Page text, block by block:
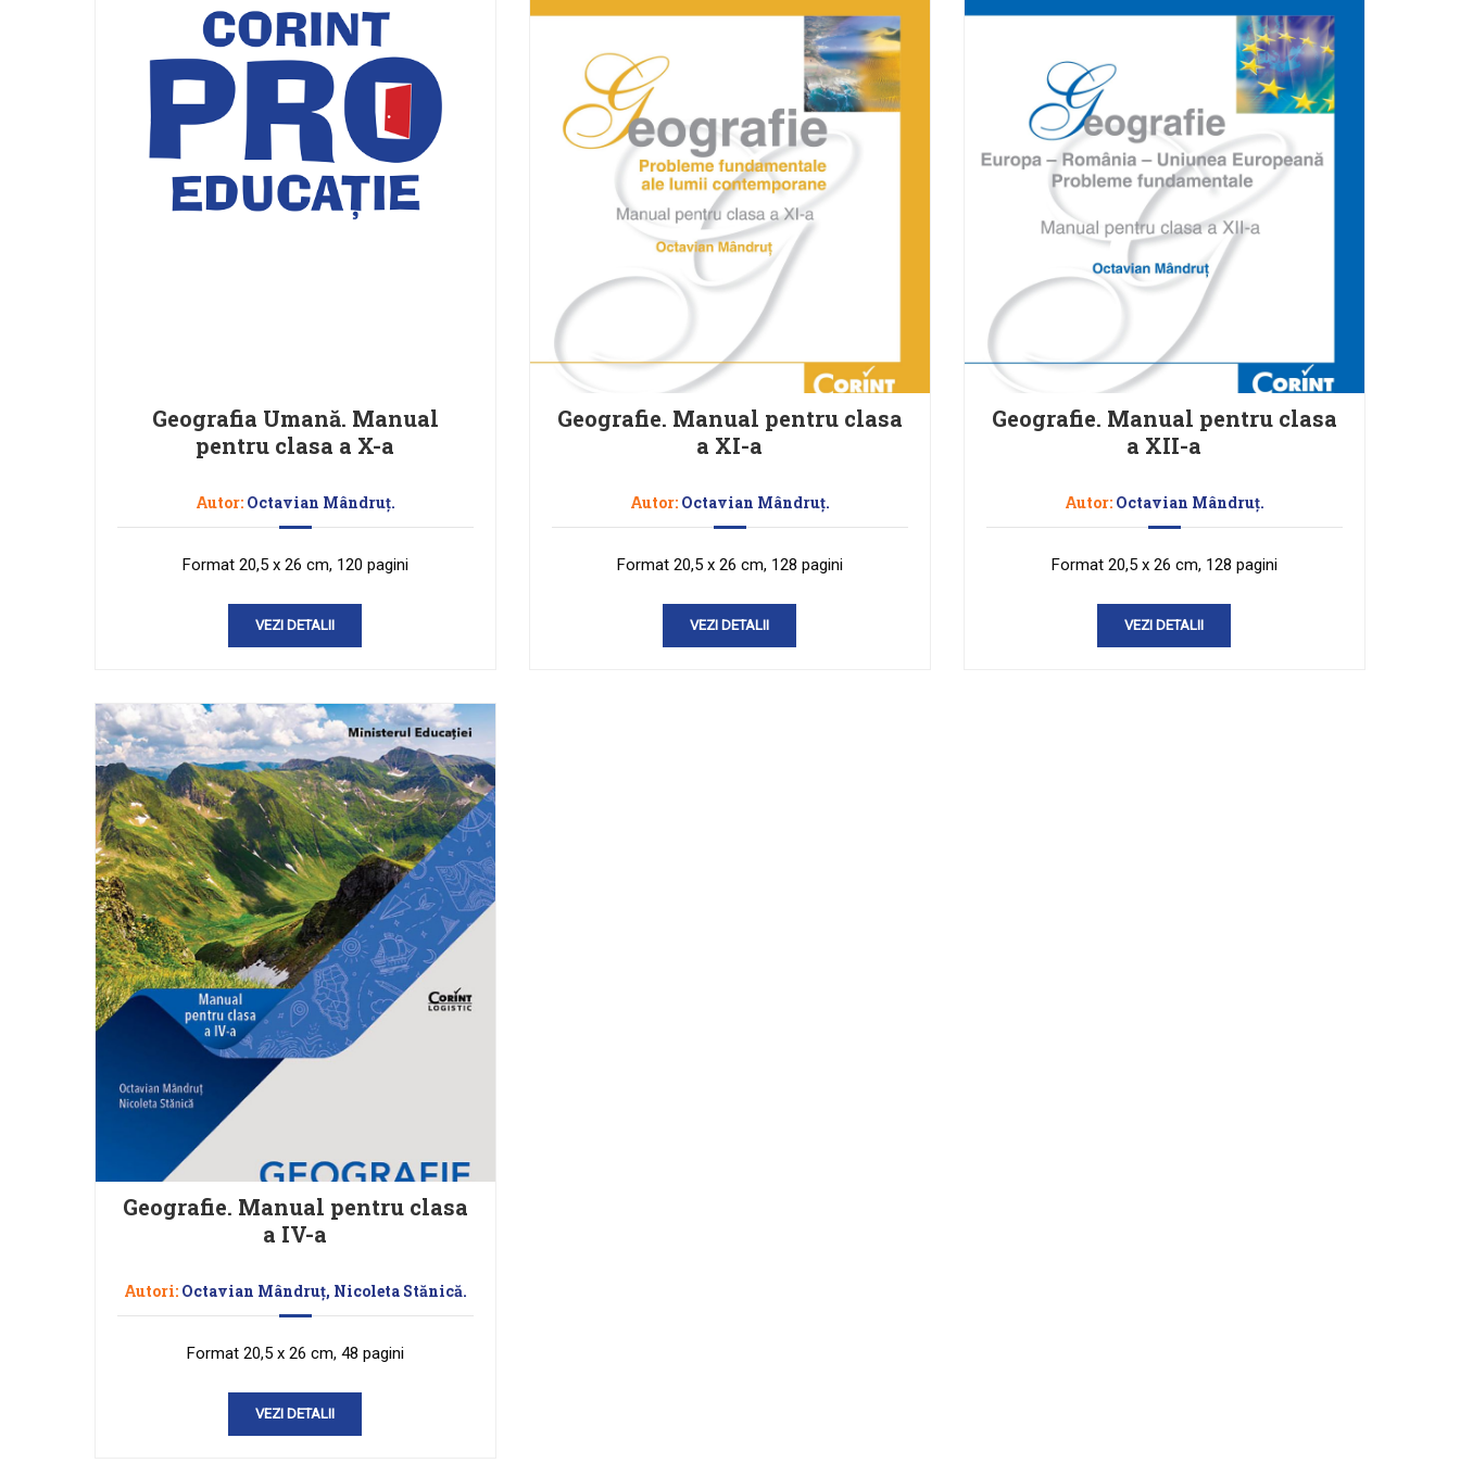
Geografia Umană. Manual
pentru clasa a X-a
Autor: Octavian Mândruţ.
Format 20,5 x 26 cm, 120 pagini
VEZI DETALII
Geografie. Manual pentru clasa
a XI-a
Autor: Octavian Mândruţ.
Format 20,5 x 26 cm, 128 pagini
VEZI DETALII
Geografie. Manual pentru clasa
a XII-a
Autor: Octavian Mândruţ.
Format 20,5 x 26 cm, 128 pagini
VEZI DETALII
Geografie. Manual pentru clasa
a IV-a
Autori: Octavian Mândruţ, Nicoleta Stănică.
Format 20,5 x 26 cm, 48 pagini
VEZI DETALII